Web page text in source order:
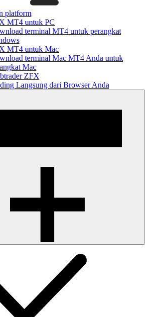
platform
MT4 untuk PC
terminal MT4 untuk perangkat
MT4 untuk Mac
terminal Mac MT4 Anda untuk
Mac
ZFX
Langsung dari Browser Anda